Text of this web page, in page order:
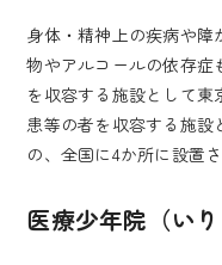
身体・精神上の疾病や
物やアルコールの依存症
を収容する施設として
患等の者を収容する施
の、全国に4か所に設置
医療少年院（い